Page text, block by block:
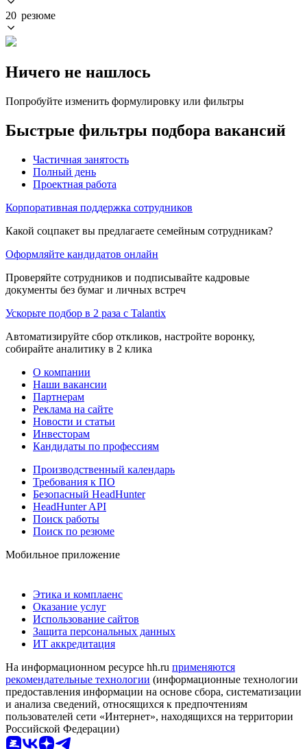
20 резюме
Ничего не нашлось
Попробуйте изменить формулировку или фильтры
Быстрые фильтры подбора вакансий
Частичная занятость
Полный день
Проектная работа
Корпоративная поддержка сотрудников
Какой соцпакет вы предлагаете семейным сотрудникам?
Оформляйте кандидатов онлайн
Проверяйте сотрудников и подписывайте кадровые
документы без бумаг и личных встреч
Ускорьте подбор в 2 раза с Talantix
Автоматизируйте сбор откликов, настройте воронку,
собирайте аналитику в 2 клика
О компании
Наши вакансии
Партнерам
Реклама на сайте
Новости и статьи
Инвесторам
Кандидаты по профессиям
Производственный календарь
Требования к ПО
Безопасный HeadHunter
HeadHunter API
Поиск работы
Поиск по резюме
Мобильное приложение
Этика и комплаенс
Оказание услуг
Использование сайтов
Защита персональных данных
ИТ аккредитация
На информационном ресурсе hh.ru применяются
рекомендательные технологии (информационные технологии
предоставления информации на основе сбора, систематизации
и анализа сведений, относящихся к предпочтениям
пользователей сети «Интернет», находящихся на территории
Российской Федерации)